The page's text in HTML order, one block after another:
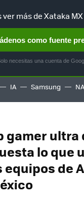
HOME AUTO
IA Samsung
gamer ultra
lo que
de
ver más de Xataka
como fuente
necesitas una cuenta de